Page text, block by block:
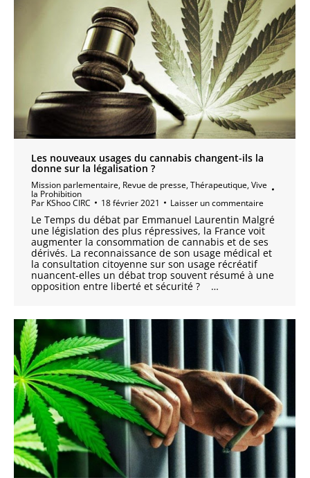
Les nouveaux usages du cannabis changent-ils la
donne sur la légalisation ?
Mission parlementaire, Revue de presse,Thérapeutique,Vive
la Prohibition
Par KShoo CIRC 18 février 2021 Laisser un commentaire
Le Temps du débat par Emmanuel Laurentin Malgré
une législation des plus répressives, la France voit
augmenter la consommation de cannabis et de ses
dérivés. La reconnaissance de son usage médical et
la consultation citoyenne sur son usage récréatif
nuancent-elles un débat trop souvent résumé à une
opposition entre liberté et sécurité ? …